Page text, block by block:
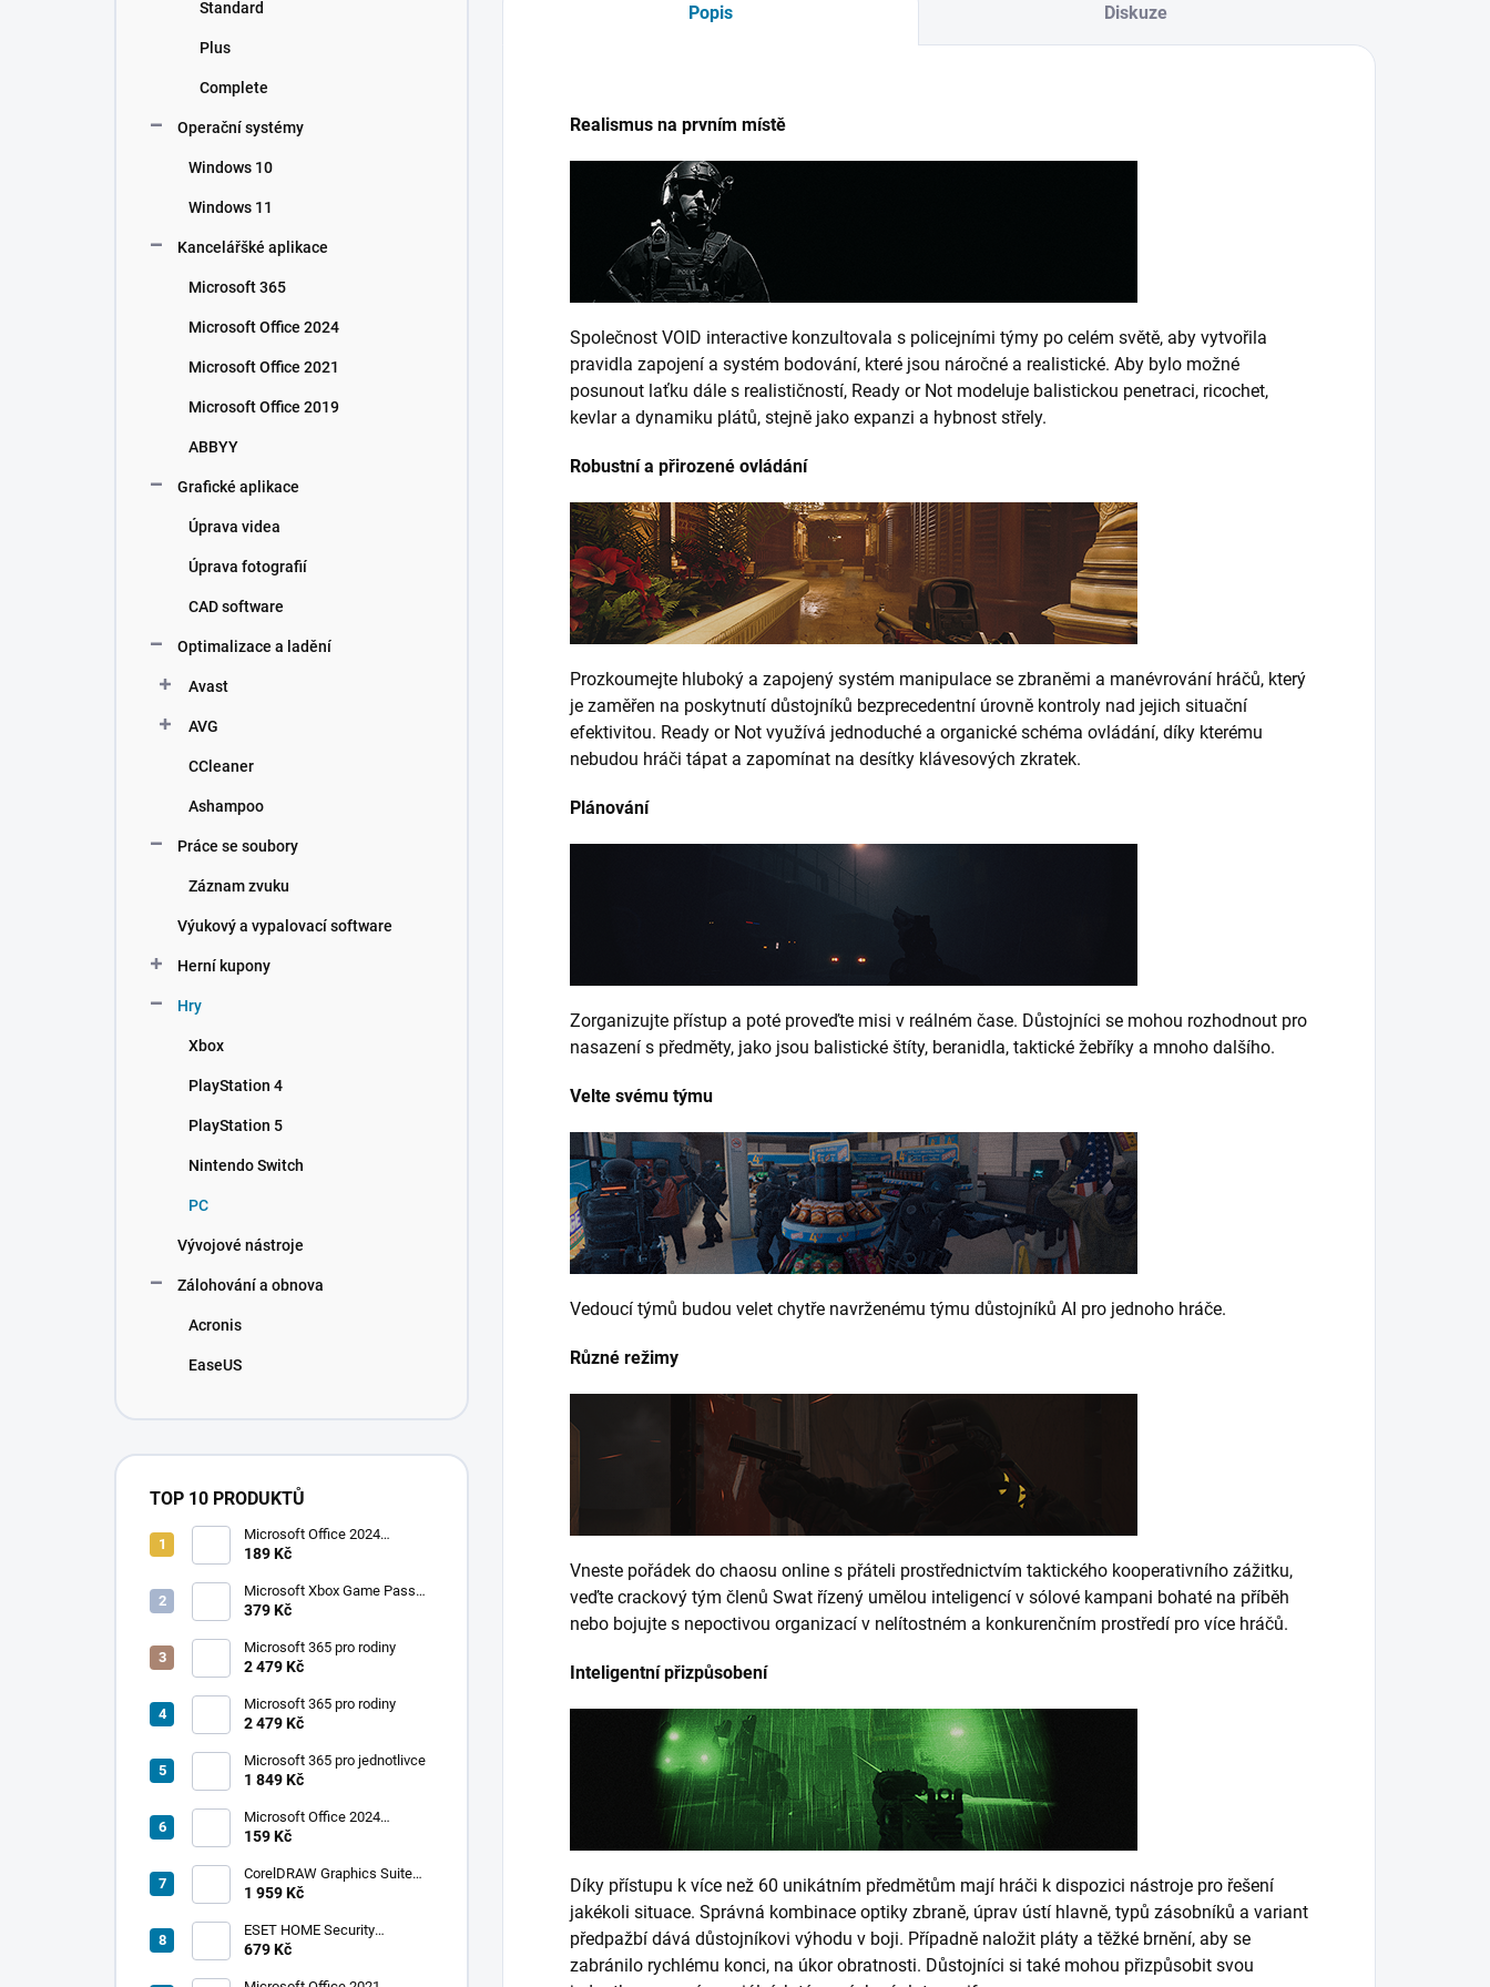
Standard
Plus
Complete
Operační systémy
Windows 10
Windows 11
Kancelářšké aplikace
Microsoft 365
Microsoft Office 2024
Microsoft Office 2021
Microsoft Office 2019
ABBYY
Grafické aplikace
Úprava videa
Úprava fotografií
CAD software
Optimalizace a ladění
Avast
AVG
CCleaner
Ashampoo
Práce se soubory
Záznam zvuku
Výukový a vypalovací software
Herní kupony
Hry
Xbox
PlayStation 4
PlayStation 5
Nintendo Switch
PC
Vývojové nástroje
Zálohování a obnova
Acronis
EaseUS
TOP 10 PRODUKTŮ
Microsoft Office 2024
Professional Plus
189 Kč
Microsoft Xbox Game Pass
Ultimate 1 měsíc
379 Kč
Microsoft 365 pro rodiny
2 479 Kč
Microsoft 365 pro rodiny
2 479 Kč
Microsoft 365 pro jednotlivce
1 849 Kč
Microsoft Office 2024
Standard
159 Kč
CorelDRAW Graphics Suite
2019
1 959 Kč
ESET HOME Security
Premium - 1 zařízení, 1 rok
679 Kč
Popis Diskuze
Realismus na prvním místě
Společnost VOID interactive konzultovala s policejními týmy po celém světě, aby vytvořila
pravidla zapojení a systém bodování, které jsou náročné a realistické. Aby bylo možné
posunout laťku dále s realističností, Ready or Not modeluje balistickou penetraci, ricochet,
kevlar a dynamiku plátů, stejně jako expanzi a hybnost střely.
Robustní a přirozené ovládání
Prozkoumejte hluboký a zapojený systém manipulace se zbraněmi a manévrování hráčů, který
je zaměřen na poskytnutí důstojníků bezprecedentní úrovně kontroly nad jejich situační
efektivitou. Ready or Not využívá jednoduché a organické schéma ovládání, díky kterému
nebudou hráči tápat a zapomínat na desítky klávesových zkratek.
Plánování
Zorganizujte přístup a poté proveďte misi v reálném čase. Důstojníci se mohou rozhodnout pro
nasazení s předměty, jako jsou balistické štíty, beranidla, taktické žebříky a mnoho dalšího.
Velte svému týmu
Vedoucí týmů budou velet chytře navrženému týmu důstojníků AI pro jednoho hráče.
Různé režimy
Vneste pořádek do chaosu online s přáteli prostřednictvím taktického kooperativního zážitku,
veďte crackový tým členů Swat řízený umělou inteligencí v sólové kampani bohaté na příběh
nebo bojujte s nepoctivou organizací v nelítostném a konkurenčním prostředí pro více hráčů.
Inteligentní přizpůsobení
Díky přístupu k více než 60 unikátním předmětům mají hráči k dispozici nástroje pro řešení
jakékoli situace. Správná kombinace optiky zbraně, úprav ústí hlavně, typů zásobníků a variant
předpažbí dává důstojníkovi výhodu v boji. Případně naložit pláty a těžké brnění, aby se
zabránilo rychlému konci, na úkor obratnosti. Důstojníci si také mohou přizpůsobit svou